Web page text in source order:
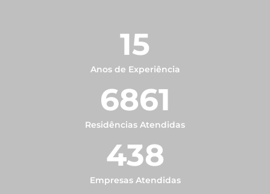
15
Anos de Experiência
6861
Residências Atendidas
438
Empresas Atendidas